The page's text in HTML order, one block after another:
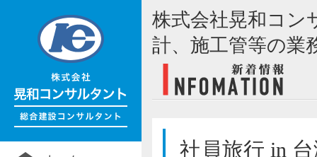
株式会社晃和コン
計、施工管等の業
社員旅行 in